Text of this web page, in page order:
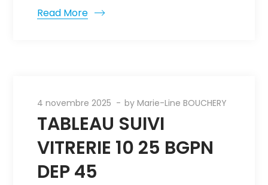
Read More
4 novembre 2025 byMarie-Line BOUCHERY
TABLEAU SUIVI
VITRERIE 10 25 BGPN
DEP 45